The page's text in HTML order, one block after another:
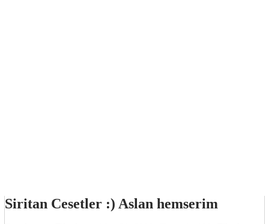
Siritan Cesetler :) Aslan hemserim